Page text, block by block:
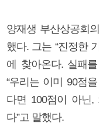
양재생 부산상공회
했다. 그는 “진정한
에 찾아온다. 실패
“우리는 이미 90점
다면 100점이 아닌
다”고 말했다.